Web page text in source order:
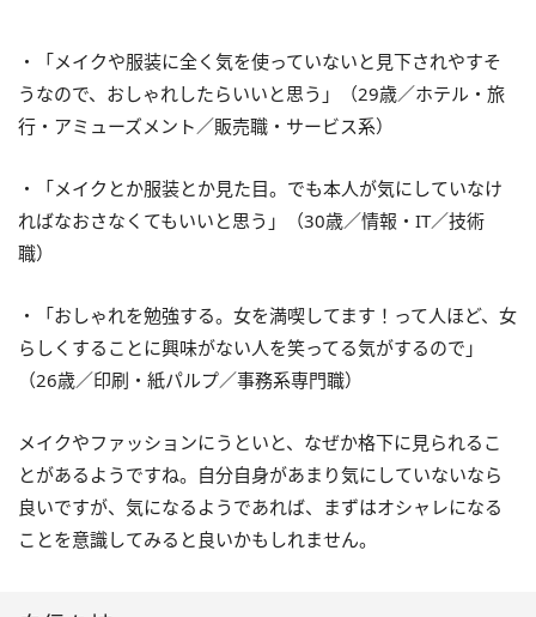
・「メイクや服装に全く気を使っていないと見下されやすそ
うなので、おしゃれしたらいいと思う」（29歳／ホテル・旅
行・アミューズメント／販売職・サービス系）
・「メイクとか服装とか見た目。でも本人が気にしていなけ
ればなおさなくてもいいと思う」（30歳／情報・IT／技術
職）
・「おしゃれを勉強する。女を満喫してます！って人ほど、女
らしくすることに興味がない人を笑ってる気がするので」
（26歳／印刷・紙パルプ／事務系専門職）
メイクやファッションにうといと、なぜか格下に見られるこ
とがあるようですね。自分自身があまり気にしていないなら
良いですが、気になるようであれば、まずはオシャレになる
ことを意識してみると良いかもしれません。